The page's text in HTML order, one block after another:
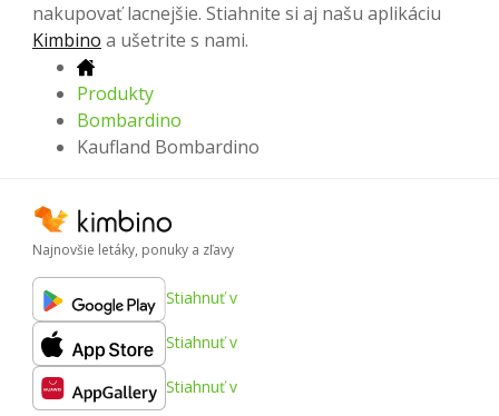
nakupovať lacnejšie. Stiahnite si aj našu aplikáciu
Kimbino a ušetrite s nami.
Produkty
Bombardino
Kaufland Bombardino
Najnovšie letáky, ponuky a zľavy
Stiahnuť v
Stiahnuť v
Stiahnuť v